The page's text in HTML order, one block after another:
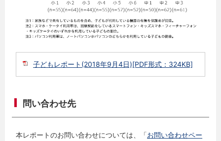
子どもレポート(2018年9月4日)[PDF形式：324KB]
問い合わせ先
本レポートのお問い合わせについては、「お問い合わせペー